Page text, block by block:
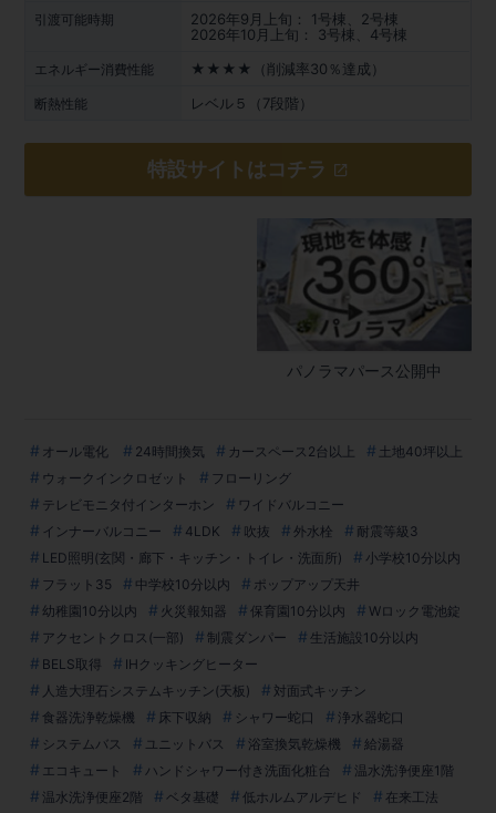
引渡可能時期
2026年9月上旬： 1号棟、2号棟
2026年10月上旬： 3号棟、4号棟
エネルギー消費性能 ★★★★（削減率30％達成）
断熱性能 レベル５（7段階）
オール電化 24時間換気 カースペース2台以上
土地40坪以上
ウォークインクロゼット
フローリング
テレビモニタ付インターホン
ワイドバルコニー
インナーバルコニー
4LDK 吹抜 外水栓
耐震等級3
LED照明(玄関・廊下・キッチン・トイレ・洗面所)
小学校10分以内
フラット35
中学校10分以内
ポップアップ天井
幼稚園10分以内
火災報知器 保育園10分以内
Wロック電池錠
アクセントクロス(一部)
制震ダンパー
生活施設10分以内
BELS取得
IHクッキングヒーター
人造大理石システムキッチン(天板)
対面式キッチン
食器洗浄乾燥機
床下収納 シャワー蛇口
浄水器蛇口
システムバス
ユニットバス 浴室換気乾燥機
給湯器
エコキュート
ハンドシャワー付き洗面化粧台
温水洗浄便座1階
温水洗浄便座2階
ベタ基礎 低ホルムアルデヒド
在来工法
特設サイトはコチラ
パノラマパース公開中